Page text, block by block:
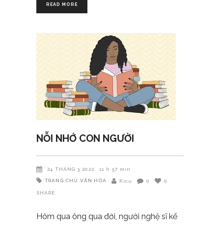
READ MORE
NỖI NHỚ CON NGƯỜI
24 THÁNG 3 2022 11 h 57 min
TRANG CHỦ VĂN HÓA Kicu 0 0
SHARE
Hôm qua ông qua đời, người nghệ sĩ kể